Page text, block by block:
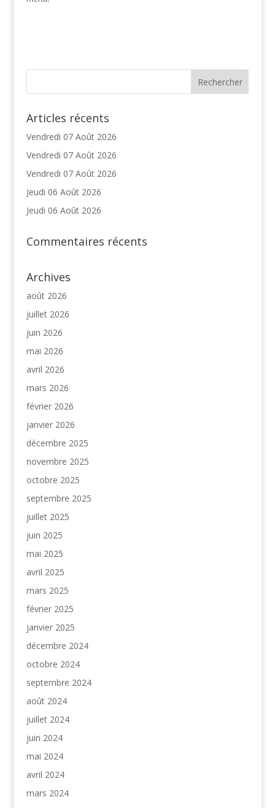
Articles récents
Vendredi 07 Août 2026
Vendredi 07 Août 2026
Vendredi 07 Août 2026
Jeudi 06 Août 2026
Jeudi 06 Août 2026
Commentaires récents
Archives
août 2026
juillet 2026
juin 2026
mai 2026
avril 2026
mars 2026
février 2026
janvier 2026
décembre 2025
novembre 2025
octobre 2025
septembre 2025
juillet 2025
juin 2025
mai 2025
avril 2025
mars 2025
février 2025
janvier 2025
décembre 2024
octobre 2024
septembre 2024
août 2024
juillet 2024
juin 2024
mai 2024
avril 2024
mars 2024